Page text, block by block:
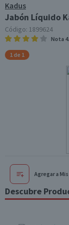
Kadus
Jabón Líquido
Código: 1899624
Nota
1 de 1
Agregar a
Descubre